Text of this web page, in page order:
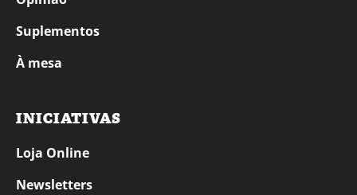
Suplementos
À mesa
INICIATIVAS
Loja Online
Newsletters